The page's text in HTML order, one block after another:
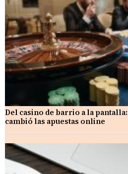
Del casino de barrio a la
cambió las apuestas online